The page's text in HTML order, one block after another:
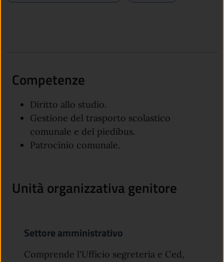
Competenze
Diritto allo studio.
Gestione del trasporto scolastico
comunale e del piedibus.
Patrocinio comunale.
Unità organizzativa genitore
Settore amministrativo
Comprende l'Ufficio segreteria e Ced,